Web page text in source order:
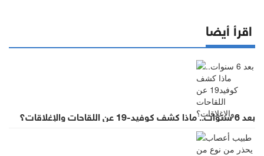
اقرأ أيضا
بعد 6 سنوات.. ماذا كشف كوفيد-19 عن اللقاحات والإغلاقات؟